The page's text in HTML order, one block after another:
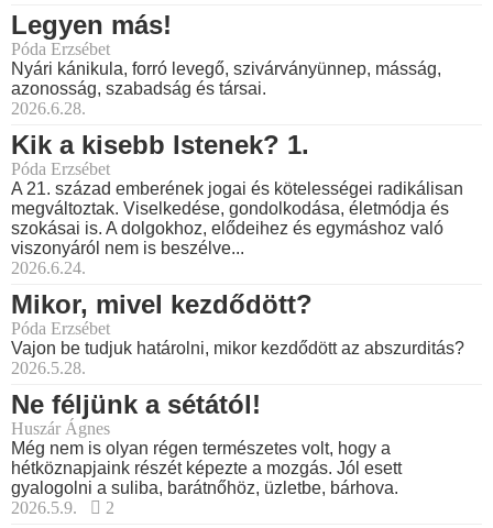
Legyen más!
Póda Erzsébet
Nyári kánikula, forró levegő, szivárványünnep, másság,
azonosság, szabadság és társai.
2026.6.28.
Kik a kisebb Istenek? 1.
Póda Erzsébet
A 21. század emberének jogai és kötelességei radikálisan
megváltoztak. Viselkedése, gondolkodása, életmódja és
szokásai is. A dolgokhoz, elődeihez és egymáshoz való
viszonyáról nem is beszélve...
2026.6.24.
Mikor, mivel kezdődött?
Póda Erzsébet
Vajon be tudjuk határolni, mikor kezdődött az abszurditás?
2026.5.28.
Ne féljünk a sétától!
Huszár Ágnes
Még nem is olyan régen természetes volt, hogy a
hétköznapjaink részét képezte a mozgás. Jól esett
gyalogolni a suliba, barátnőhöz, üzletbe, bárhova.
2026.5.9.
2